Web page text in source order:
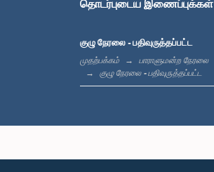
தொடர்புடைய இணைப்புக்கள்
குழு நேரலை - பதிவுருத்தப்பட்ட
முதற்பக்கம்
பாராளுமன்ற நேரலை
குழு நேரலை - பதிவுருத்தப்பட்ட